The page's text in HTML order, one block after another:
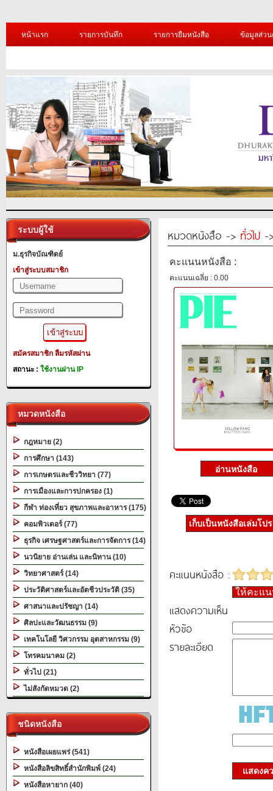
หน้าแรก รายการบันทึก รายการยืมหนังสือ ข้อมูลส่ว
ระบบผู้ใช้
ม.ธุรกิจบัณฑิตย์
เข้าสู่ระบบสมาชิก
สมัครสมาชิก ลืมรหัสผ่าน
สถานะ : ใช้งานผ่าน IP
หมวดหนังสือ
กฎหมาย (2)
การศึกษา (143)
การเกษตรและชีววิทยา (77)
การเมืองและการปกครอง (1)
กีฬา ท่องเที่ยว สุขภาพและอาหาร (175)
คอมพิวเตอร์ (77)
ธุรกิจ เศรษฐศาสตร์และการจัดการ (14)
นวนิยาย อ่านเล่น และนิทาน (10)
วิทยาศาสตร์ (14)
ประวัติศาสตร์และอัตชีวประวัติ (35)
ศาสนาและปรัชญา (14)
ศิลปะและวัฒนธรรม (9)
เทคโนโลยี วิศวกรรม อุตสาหกรรม (9)
โทรคมนาคม (2)
ทั่วไป (21)
ไม่สังกัดหมวด (2)
ชนิดหนังสือ
หนังสือเผยแพร่ (541)
หนังสือลิขสิทธิ์สำนักพิมพ์ (24)
หนังสือหายาก (40)
หมวดหนังสือ -> ทั่วไป -
คะแนนหนังสือ :
คะแนนเฉลี่ย : 0.00
เก็บเป็นหนังสือเล่มโป
คะแนนหนังสือ :
ให้คะแ
แสดงความเห็น
หัวข้อ
รายละเอียด
แสดงค